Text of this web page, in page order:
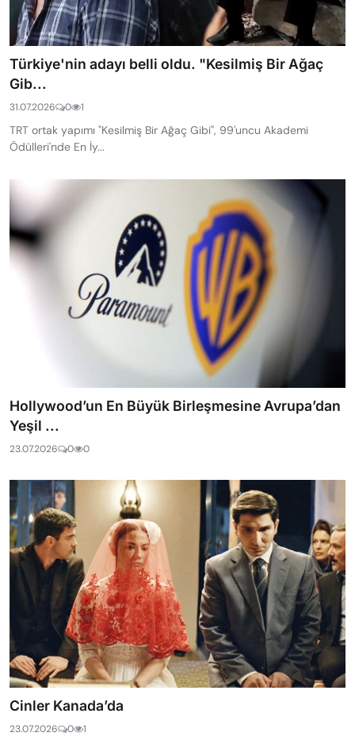
Türkiye'nin adayı belli oldu. "Kesilmiş Bir Ağaç
Gib...
31.07.2026 0 1
TRT ortak yapımı "Kesilmiş Bir Ağaç Gibi", 99'uncu Akademi
Ödülleri'nde En İy...
Hollywood’un En Büyük Birleşmesine Avrupa’dan
Yeşil ...
23.07.2026 0 0
Cinler Kanada’da
23.07.2026 0 1